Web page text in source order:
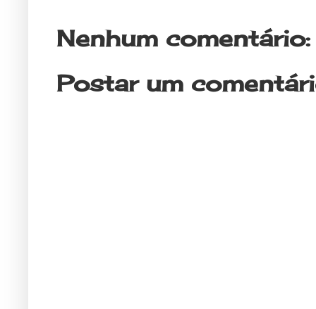
Nenhum comentário:
Postar um